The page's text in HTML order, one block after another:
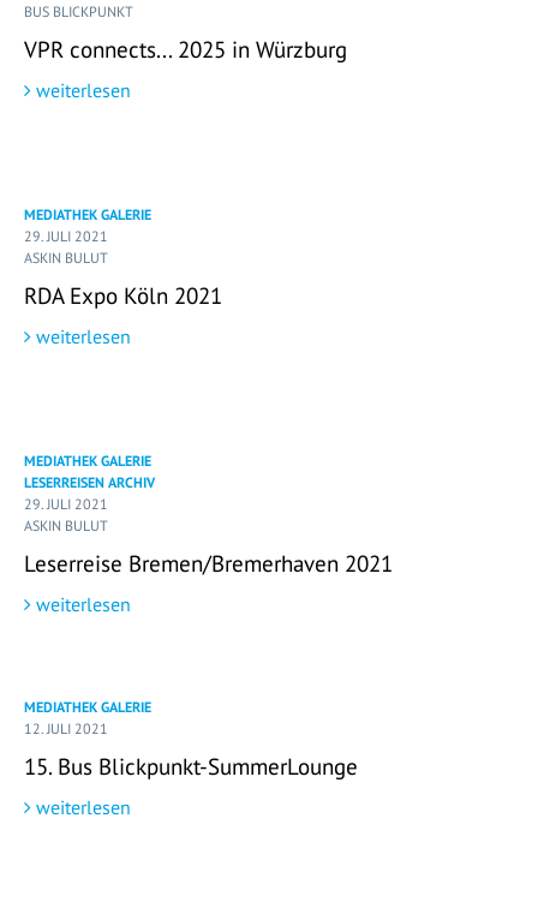
BUS BLICKPUNKT
VPR connects... 2025 in Würzburg
weiterlesen
MEDIATHEK GALERIE
29. JULI 2021
ASKIN BULUT
RDA Expo Köln 2021
weiterlesen
MEDIATHEK GALERIE
LESERREISEN ARCHIV
29. JULI 2021
ASKIN BULUT
Leserreise Bremen/Bremerhaven 2021
weiterlesen
MEDIATHEK GALERIE
12. JULI 2021
15. Bus Blickpunkt-SummerLounge
weiterlesen